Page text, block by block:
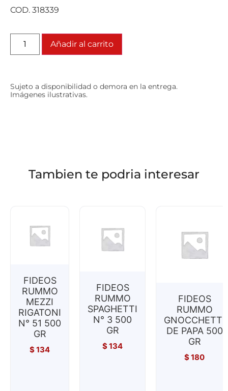
COD. 318339
Añadir al carrito
Sujeto a disponibilidad o demora en la entrega.
Imágenes ilustrativas.
Tambien te podria interesar
FIDEOS
RUMMO
MEZZI
RIGATONI
N° 51 500
GR
$134
FIDEOS
RUMMO
SPAGHETTI
N° 3 500
GR
$134
FIDEOS
RUMMO
GNOCCHETTI
DE PAPA 500
GR
$180